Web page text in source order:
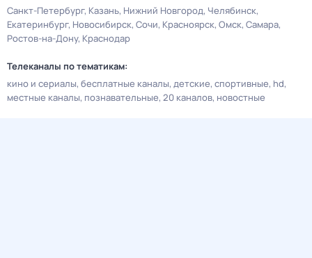
Санкт-Петербург Казань Нижний Новгород Челябинск
Екатеринбург Новосибирск Сочи Красноярск Омск Самара
Ростов-на-Дону Краснодар
Телеканалы по тематикам:
кино и сериалы бесплатные каналы детские спортивные hd
местные каналы познавательные 20 каналов новостные